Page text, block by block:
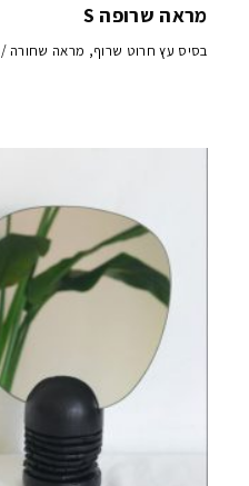
מראה שרופה S
בסיס עץ חרוט שרוף, מראה שחורה / 32x20x10 ס"מ, 2020